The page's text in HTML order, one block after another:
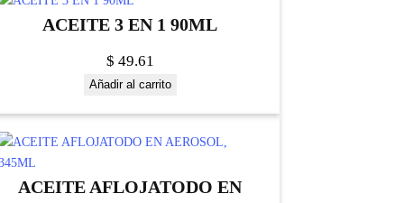
ACEITE 3 EN 1 90ML
$ 49.61
Añadir al carrito
ACEITE AFLOJATODO EN